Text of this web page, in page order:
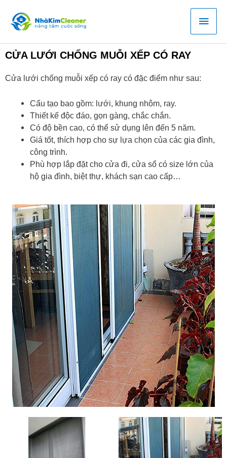
content
Main
CỬA LƯỚI CHỐNG MUỖI XẾP CÓ RAY
Cửa lưới chống muỗi xếp có ray có đặc điểm như sau:
Cấu tạo bao gồm: lưới, khung nhôm, ray.
Thiết kế độc đáo, gọn gàng, chắc chắn.
Có độ bền cao, có thể sử dụng lên đến 5 năm.
Giá tốt, thích hợp cho sự lựa chọn của các gia đình,
công trình.
Phù hợp lắp đặt cho cửa đi, cửa sổ có size lớn của
hộ gia đình, biệt thự, khách sạn cao cấp…